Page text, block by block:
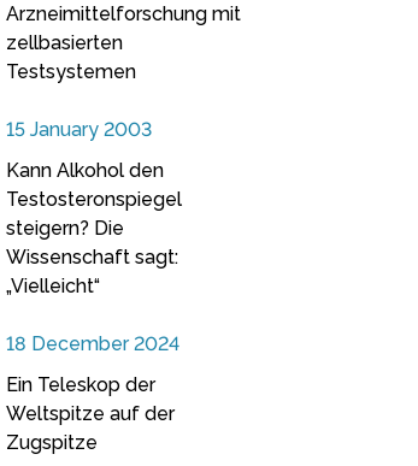
Arzneimittelforschung mit
zellbasierten
Testsystemen
15 January 2003
Kann Alkohol den
Testosteronspiegel
steigern? Die
Wissenschaft sagt:
„Vielleicht“
18 December 2024
Ein Teleskop der
Weltspitze auf der
Zugspitze